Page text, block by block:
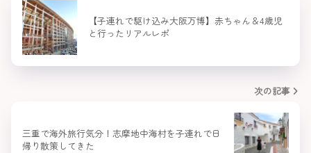
【子連れで駆け込み大阪万博】赤ちゃん＆4歳児
と行ったリアルレポ
次の記事
三重で海外旅行気分！志摩地中海村を子連れで日
帰り散策してきた